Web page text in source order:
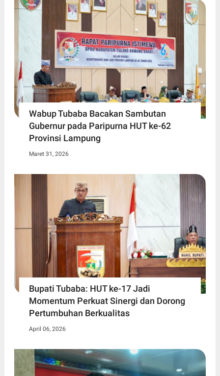
Wabup Tubaba Bacakan Sambutan
Gubernur pada Paripurna HUT ke-62
Provinsi Lampung
Maret 31, 2026
Bupati Tubaba: HUT ke-17 Jadi
Momentum Perkuat Sinergi dan Dorong
Pertumbuhan Berkualitas
April 06, 2026